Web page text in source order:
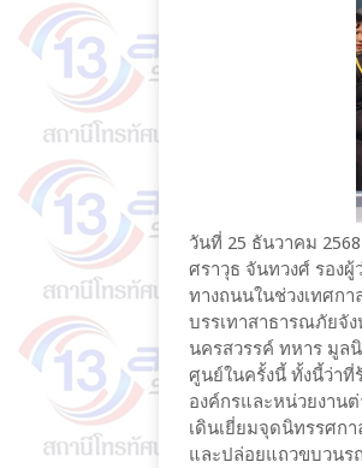
วันที่ 25 ธันวาคม
ศราวุธ จันทวงศ์ รอง
ทางถนนในช่วงเทศก
บรรเทาสาธารณภัยจั
นครสวรรค์ ทหาร มูล
ศูนย์ในครั้งนี้ ทั้งนี้ว่าที่
องค์กรและหน่วยงาน
เดินเยี่ยมจุดนิทรรศก
และปล่อยแถวขบวนร